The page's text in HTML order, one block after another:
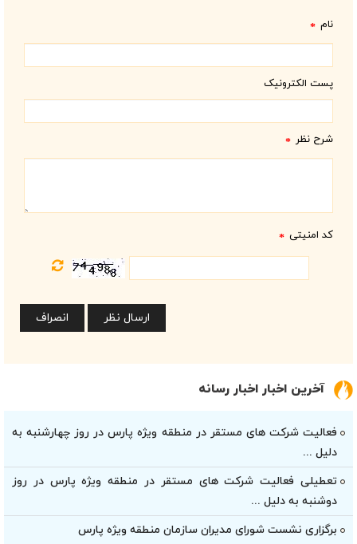
نام *
پست الکترونیک
شرح نظر *
کد امنیتی *
آخرین اخبار اخبار رسانه
فعالیت شرکت های مستقر در منطقه ویژه پارس در روز چهارشنبه به
دلیل ...
تعطیلی فعالیت شرکت های مستقر در منطقه ویژه پارس در روز
دوشنبه به دلیل ...
برگزاری نشست شورای مدیران سازمان منطقه ویژه پارس